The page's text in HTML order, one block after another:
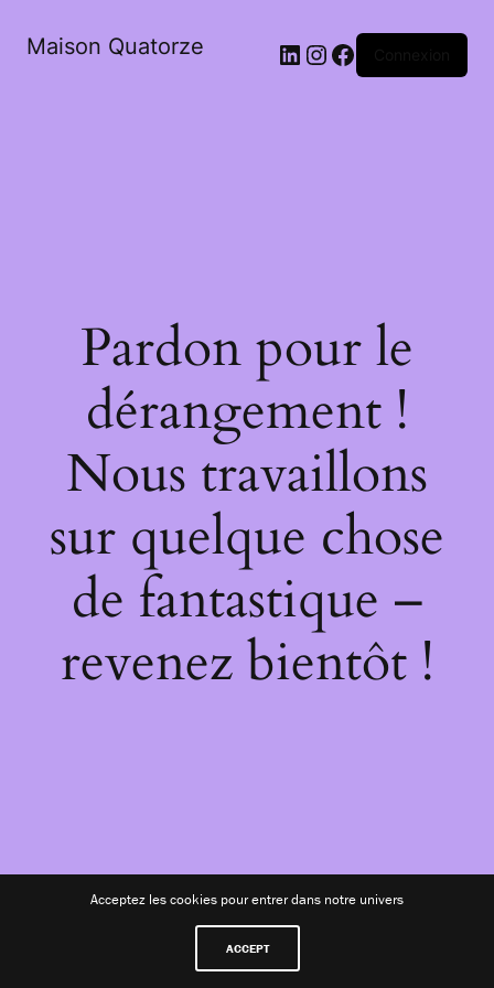
Maison Quatorze LinkedIn
Instagram
Facebook
Pardon pour le
dérangement !
Nous travaillons
sur quelque chose
de fantastique –
revenez bientôt !
Acceptez les cookies pour entrer dans notre univers
ACCEPT